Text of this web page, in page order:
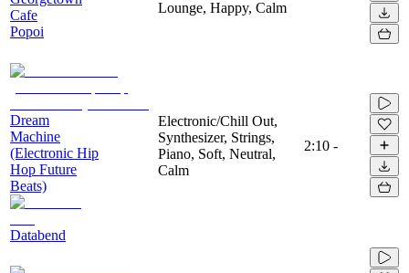
Cafe
Popoi
Lounge, Happy, Calm
Dream
Machine
(Electronic Hip
Hop Future
Beats)
Databend
Electronic/Chill Out,
Synthesizer, Strings,
Piano, Soft, Neutral,
Calm
2:10 -